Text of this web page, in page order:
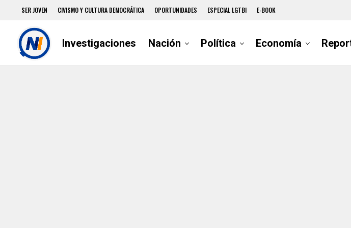
SER JOVEN CIVISMO Y CULTURA DEMOCRÁTICA OPORTUNIDADES ESPECIAL LGTBI E-BOOK
Investigaciones Nación Política Economía